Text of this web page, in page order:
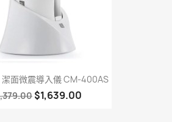
面微震導入儀 CM-400AS
$1,639.00